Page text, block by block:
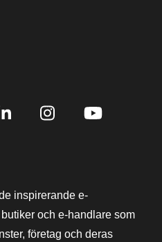
inspirerande e-
och e-handlare som
företag och deras